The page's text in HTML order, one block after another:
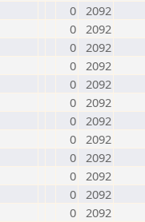
0 2092
0 2092
0 2092
0 2092
0 2092
0 2092
0 2092
0 2092
0 2092
0 2092
0 2092
0 2092